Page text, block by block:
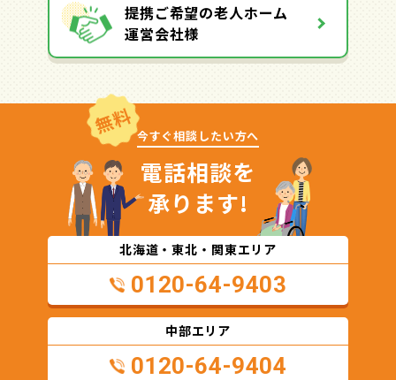
提携ご希望の老人ホーム
運営会社様
無料 今すぐ相談したい方へ
電話相談を
承ります!
北海道・東北・関東エリア
0120-64-9403
中部エリア
0120-64-9404